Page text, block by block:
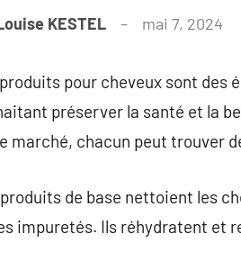
KESTEL mai 7, 2024
pour cheveux sont des
préserver la santé et la
marché, chacun peut trouver
de base nettoient les
impuretés. Ils réhydratent et